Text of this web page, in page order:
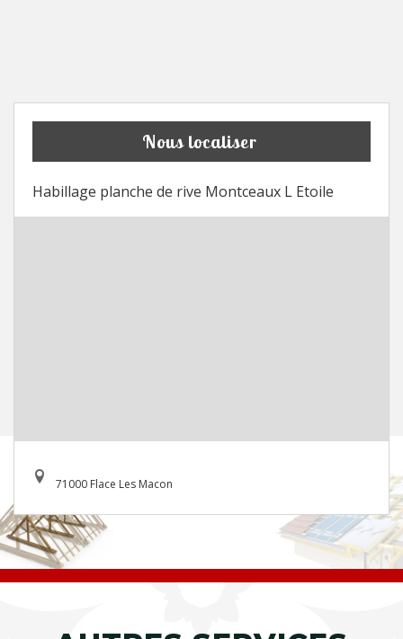
Nous localiser
Habillage planche de rive Montceaux L Etoile
71000 Flace Les Macon